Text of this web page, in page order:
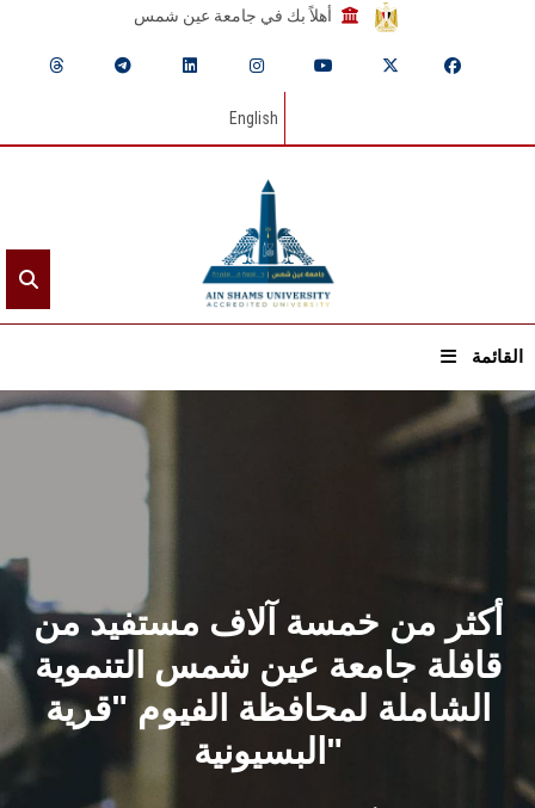
أهلاً بك في جامعة عين شمس
English
القائمة
القطاعـات
الشئون الأكاديمية
البحث العلمي
الرعاية الصحية
أكثر من خمسة آلاف مستفيد من
قافلة جامعة عين شمس التنموية
الشاملة لمحافظة الفيوم "قرية
البسيونية"